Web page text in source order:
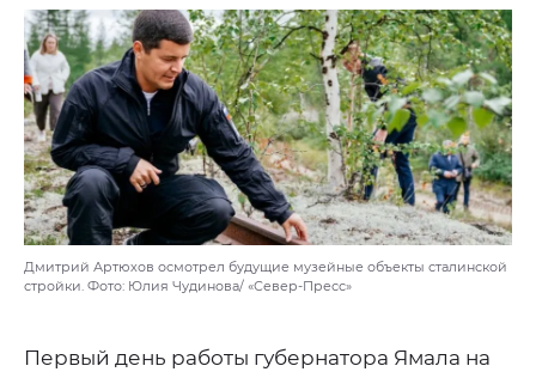
Дмитрий Артюхов осмотрел будущие музейные объекты сталинской
стройки. Фото: Юлия Чудинова/ «Север-Пресс»
Первый день работы губернатора Ямала на